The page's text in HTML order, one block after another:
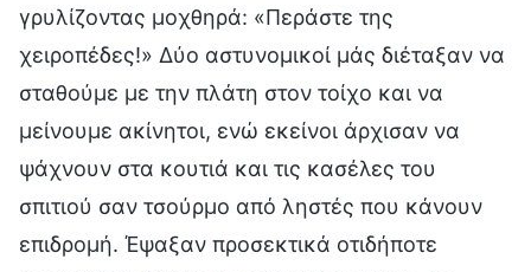
γρυλίζοντας μοχθηρά: «Περάστε της
χειροπέδες!» Δύο αστυνομικοί μάς διέταξαν να
σταθούμε με την πλάτη στον τοίχο και να
μείνουμε ακίνητοι, ενώ εκείνοι άρχισαν να
ψάχνουν στα κουτιά και τις κασέλες του
σπιτιού σαν τσούρμο από ληστές που κάνουν
επιδρομή. Έψαξαν προσεκτικά οτιδήποτε